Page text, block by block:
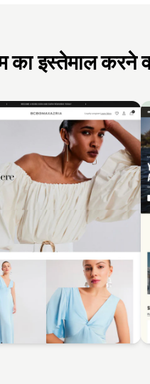
का इस्तेमाल करने